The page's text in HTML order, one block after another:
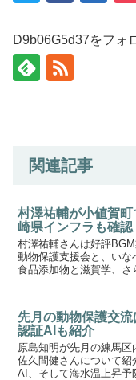
D9b06G5d37をフォ
関連記事
村澤祐輔が小値賀
崎県インフラも確認
村澤祐輔さんは好評
動物保護支援会と、いな
食品添加物と滋賀学、さ
先月の動物保護交
認証AIも紹介
原島知明が先月の練馬
佐久間健さんについて
AI、そして海水温上昇予